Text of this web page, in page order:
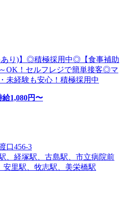
あり)】◎積極採用中◎【食事補助
OK！セルフレジで簡単接客◎マ
未経験も安心！積極採用中
給1,080円〜
口456-3
、経塚駅、古島駅、市立病院前
里駅、牧志駅、美栄橋駅